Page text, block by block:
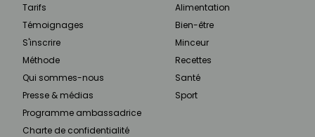
Tarifs
Témoignages
S'inscrire
Méthode
Qui sommes-nous
Presse & médias
Programme ambassadrice
Charte de confidentialité
Alimentation
Bien-être
Minceur
Recettes
Santé
Sport